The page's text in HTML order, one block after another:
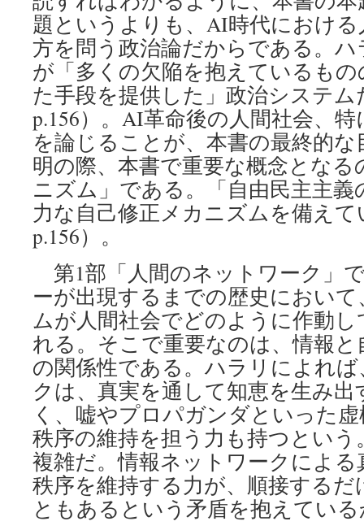
題というよりも、AI時代におけ
方を問う政治論だからである。
が「多くの欠陥を抱えているも
た手段を提供した」政治システ
p.156）。AI革命後の人間社会、
を論じることが、本書の最終的
明の際、本書で重要な概念とな
ニズム」である。「自由民主主
力な自己修正メカニズムを備え
p.156）。
第1部「人間のネットワーク」
ーが出現するまでの歴史におい
ムが人間社会でどのように作動
れる。そこで重要なのは、情報
の関係性である。ハラリによれ
クは、真実を通して知恵を生み
く、嘘やプロパガンダといった
秩序の維持を担う力も持つとい
複雑だ。情報ネットワークによ
秩序を維持する力が、順接する
ともあるという矛盾を抱えてい